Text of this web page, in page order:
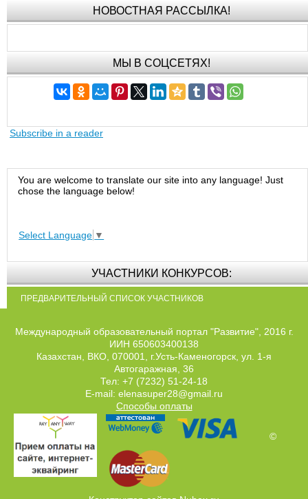
НОВОСТНАЯ РАССЫЛКА!
МЫ В СОЦСЕТЯХ!
Subscribe in a reader
You are welcome to translate our site into any language! Just
chose the language below!
Select Language ▼
УЧАСТНИКИ КОНКУРСОВ:
ПРЕДВАРИТЕЛЬНЫЙ СПИСОК УЧАСТНИКОВ
Международный образовательный портал "Развитие", 2016 г.
ИИН 650603400138
Казахстан, ВКО, 070001, г.Усть-Каменогорск, ул. 1-я
Автогаражная, 36
Тел: +7 (7232) 51-24-18
E-mail: elenasuper28@gmail.ru
Способы оплаты
©